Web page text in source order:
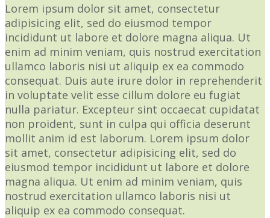
Lorem ipsum dolor sit amet, consectetur
adipisicing elit, sed do eiusmod tempor
incididunt ut labore et dolore magna aliqua. Ut
enim ad minim veniam, quis nostrud exercitation
ullamco laboris nisi ut aliquip ex ea commodo
consequat. Duis aute irure dolor in reprehenderit
in voluptate velit esse cillum dolore eu fugiat
nulla pariatur. Excepteur sint occaecat cupidatat
non proident, sunt in culpa qui officia deserunt
mollit anim id est laborum. Lorem ipsum dolor
sit amet, consectetur adipisicing elit, sed do
eiusmod tempor incididunt ut labore et dolore
magna aliqua. Ut enim ad minim veniam, quis
nostrud exercitation ullamco laboris nisi ut
aliquip ex ea commodo consequat.